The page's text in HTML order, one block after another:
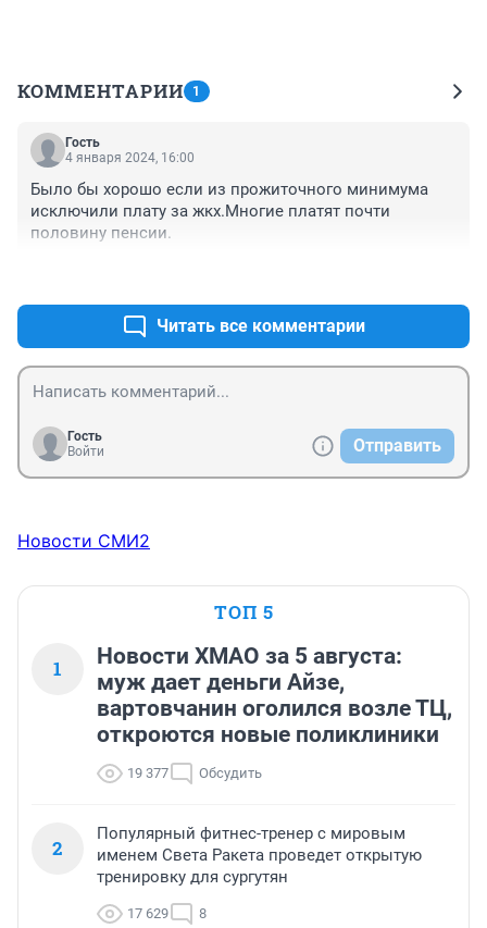
КОММЕНТАРИИ 1
Гость
4 января 2024, 16:00
Было бы хорошо если из прожиточного минимума
исключили плату за жкх.Многие платят почти
половину пенсии.
Читать все комментарии
Гость
Войти
Отправить
Новости СМИ2
ТОП 5
1
Новости ХМАО за 5 августа:
муж дает деньги Айзе,
вартовчанин оголился возле ТЦ,
откроются новые поликлиники
19 377 Обсудить
2
Популярный фитнес-тренер с мировым
именем Света Ракета проведет открытую
тренировку для сургутян
17 629 8